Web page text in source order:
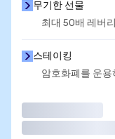
무기한 선물
최대 50배 레버
스테이킹
암호화폐를 운